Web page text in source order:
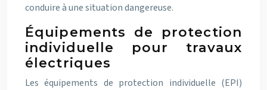
conduire à une situation dangereuse.
Équipements de protection
individuelle pour travaux
électriques
Les équipements de protection individuelle (EPI)